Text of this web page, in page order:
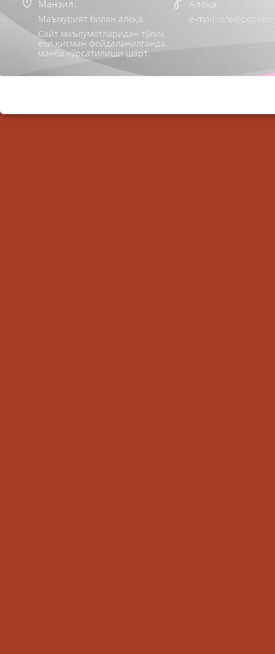
Манзил:
Маъмурият билан алоқа
Сайт маълумотларидан тўлиқ
ёки қисман фойдаланилганда,
манба кўрсатилиши шарт.
Алоқа:
e-